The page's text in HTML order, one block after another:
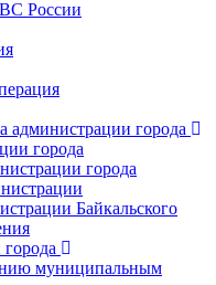
России
администрации города
города
города
Байкальского
муниципальным